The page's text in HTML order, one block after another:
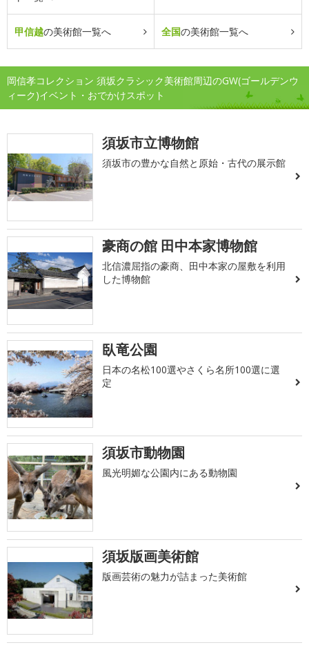
甲信越の美術館一覧へ 全国の美術館一覧へ
岡信孝コレクション 須坂クラシック美術館周辺のGW(ゴールデンウ
ィーク)イベント・おでかけスポット
須坂市立博物館
須坂市の豊かな自然と原始・古代の展示館
豪商の館 田中本家博物館
北信濃屈指の豪商、田中本家の屋敷を利用
した博物館
臥竜公園
日本の名松100選やさくら名所100選に選
定
須坂市動物園
風光明媚な公園内にある動物園
須坂版画美術館
版画芸術の魅力が詰まった美術館